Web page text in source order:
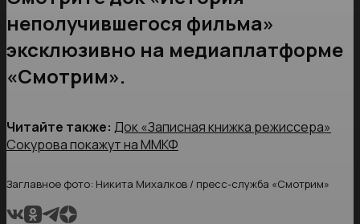
неполучившегося фильма»
эксклюзивно на медиаплатформе
«Смотрим».
Читайте также: Док «Записная книжка режиссера»
Сокурова покажут на ММКФ
Заглавное фото: Никита Михалков / пресс-служба «Смотрим»